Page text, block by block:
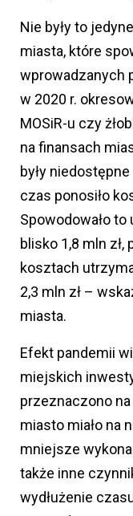
Nie były to
miasta, które
wprowadzanych
w 2020 r.
MOSiR-u czy
na finansach
były
czas ponosiło
Spowodowało
blisko 1,8 mln
kosztach
2,3 mln zł –
miasta.
Efekt pandemii
miejskich
przeznaczono
miasto miało na
mniejsze
także inne
wydłużenie